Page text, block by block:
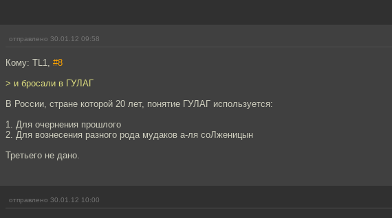
отправлено 30.01.12 09:58
Кому: TL1, #8
> и бросали в ГУЛАГ
В России, стране которой 20 лет, понятие ГУЛАГ используется:
1. Для очернения прошлого
2. Для вознесения разного рода мудаков а-ля соЛженицын
Третьего не дано.
отправлено 30.01.12 10:00